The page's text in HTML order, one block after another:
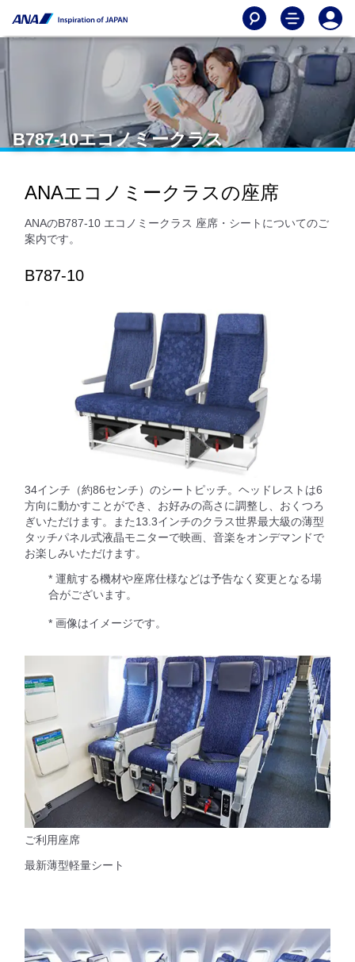
B787-10エコノミークラス
ANAエコノミークラスの座席
ANAのB787-10 エコノミークラス 座席・シートについてのご
案内です。
B787-10
34インチ（約86センチ）のシートピッチ。ヘッドレストは6
方向に動かすことができ、お好みの高さに調整し、おくつろ
ぎいただけます。また13.3インチのクラス世界最大級の薄型
タッチパネル式液晶モニターで映画、音楽をオンデマンドで
お楽しみいただけます。
* 運航する機材や座席仕様などは予告なく変更となる場
合がございます。
* 画像はイメージです。
ご利用座席
最新薄型軽量シート